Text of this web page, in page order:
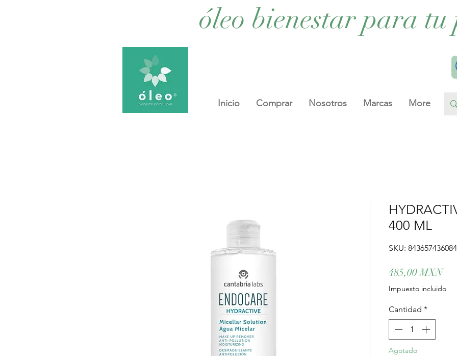
óleo bienestar para tu
Inicio Comprar Nosotros Marcas More
400 ML
SKU:
485,00 MXN
Impuesto incluido
Cantidad *
Agotado